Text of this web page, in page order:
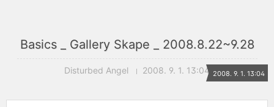
Basics _ Gallery Skape _ 2008.8.22~9.28
Disturbed Angel 2008. 9. 1. 13:04 2008. 9. 1. 13:04